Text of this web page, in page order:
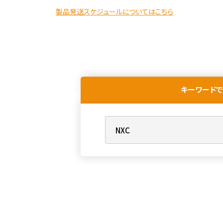
製品発送スケジュールについてはこちら
キーワード